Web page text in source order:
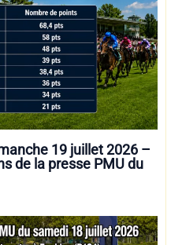
19 juillet 2026 –
de la presse PMU du